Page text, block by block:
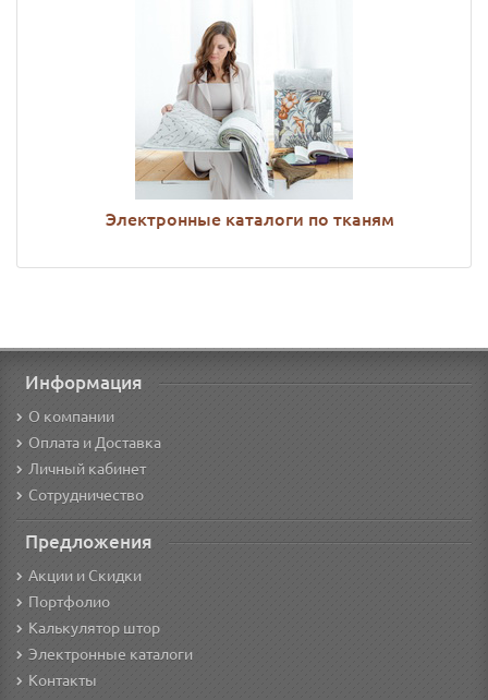
Электронные каталоги по тканям
Информация
О компании
Оплата и Доставка
Личный кабинет
Сотрудничество
Предложения
Акции и Скидки
Портфолио
Калькулятор штор
Электронные каталоги
Контакты